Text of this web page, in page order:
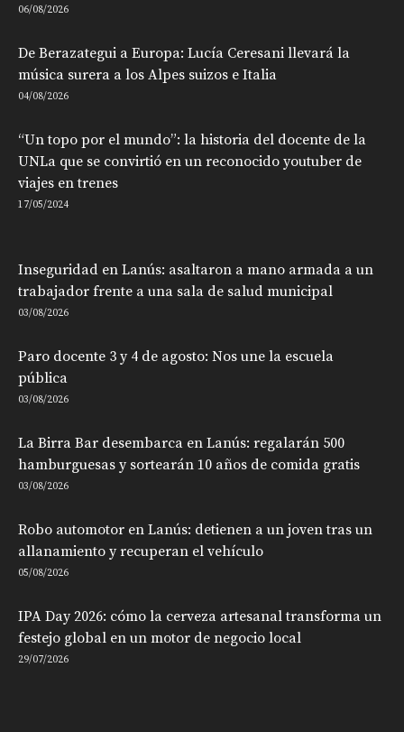
06/08/2026
De Berazategui a Europa: Lucía Ceresani llevará la
música surera a los Alpes suizos e Italia
04/08/2026
“Un topo por el mundo”: la historia del docente de la
UNLa que se convirtió en un reconocido youtuber de
viajes en trenes
17/05/2024
Inseguridad en Lanús: asaltaron a mano armada a un
trabajador frente a una sala de salud municipal
03/08/2026
Paro docente 3 y 4 de agosto: Nos une la escuela
pública
03/08/2026
La Birra Bar desembarca en Lanús: regalarán 500
hamburguesas y sortearán 10 años de comida gratis
03/08/2026
Robo automotor en Lanús: detienen a un joven tras un
allanamiento y recuperan el vehículo
05/08/2026
IPA Day 2026: cómo la cerveza artesanal transforma un
festejo global en un motor de negocio local
29/07/2026